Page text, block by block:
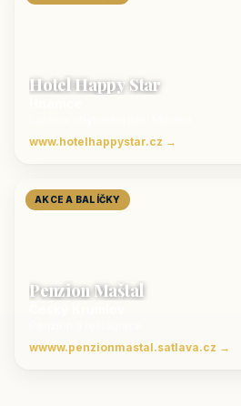
Hotel Happy Star
www.hotelhappystar.cz →
AKCE A BALÍČKY
Penzion Maštal
wwww.penzionmastal.satlava.cz →